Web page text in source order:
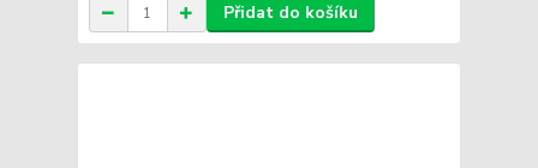
Přidat do košíku